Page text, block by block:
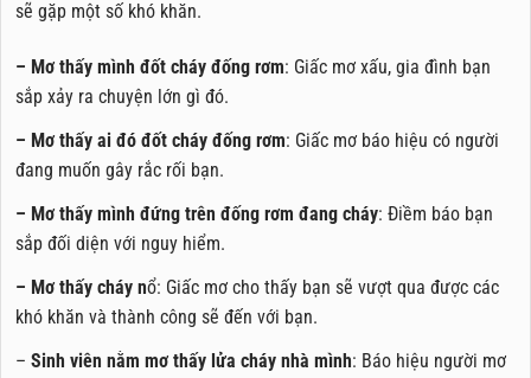
sẽ gặp một số khó khăn.
– Mơ thấy mình đốt cháy đống rơm: Giấc mơ xấu, gia đình bạn
sắp xảy ra chuyện lớn gì đó.
– Mơ thấy ai đó đốt cháy đống rơm: Giấc mơ báo hiệu có người
đang muốn gây rắc rối bạn.
– Mơ thấy mình đứng trên đống rơm đang cháy: Điềm báo bạn
sắp đối diện với nguy hiểm.
– Mơ thấy cháy nổ: Giấc mơ cho thấy bạn sẽ vượt qua được các
khó khăn và thành công sẽ đến với bạn.
– Sinh viên nằm mơ thấy lửa cháy nhà mình: Báo hiệu người mơ